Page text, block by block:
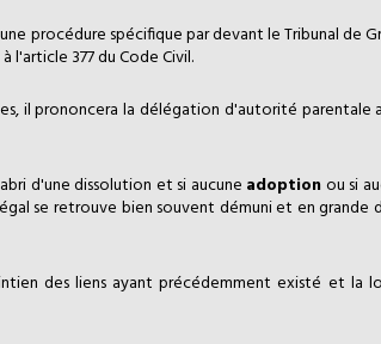
procédure spécifique par devant le Tribunal de
l'article 377 du Code Civil.
il prononcera la délégation d'autorité
d'une dissolution et si aucune adoptionou si
se retrouve bien souvent démuni et en grande
des liens ayant précédemment existé et la